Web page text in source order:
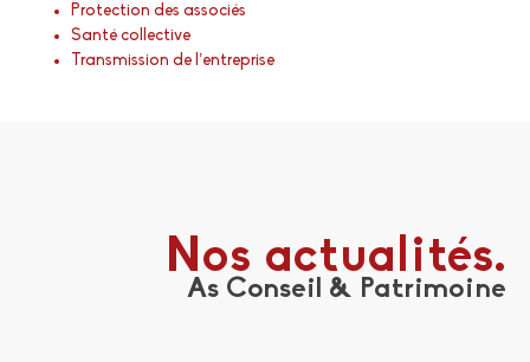
Protection des associés
Santé collective
Transmission de l’entreprise
Nos actualités.
As Conseil & Patrimoine